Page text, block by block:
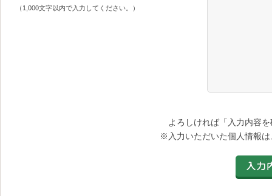
（1,000文字以内で入力してください。）
よろしければ「入力内容
※入力いただいた個人情報